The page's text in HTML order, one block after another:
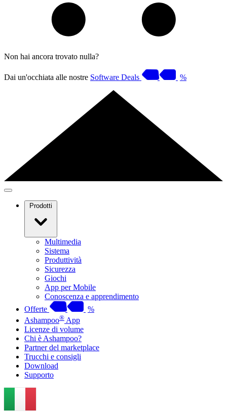
Non hai ancora trovato nulla?
Dai un'occhiata alle nostre Software Deals %
Prodotti
Multimedia
Sistema
Produttività
Sicurezza
Giochi
App per Mobile
Conoscenza e apprendimento
Offerte
%
Ashampoo® App
Licenze di volume
Chi è Ashampoo?
Partner del marketplace
Trucchi e consigli
Download
Supporto